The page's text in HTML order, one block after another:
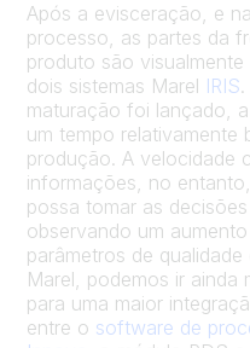
Após a evisceração, e
processo, as partes da
produto são
dois sistemas Marel IRIS
maturação foi lançado,
um tempo relativamente
produção. A velocidade
informações, no
possa tomar as
observando um
parâmetros de
Marel, podemos ir ainda
para uma maior
entre o software de